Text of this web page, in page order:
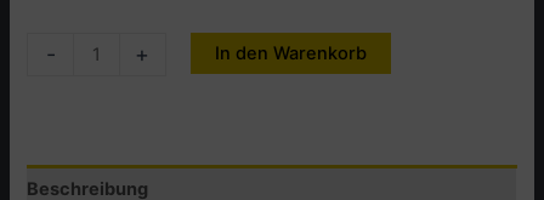
-
PACKING
CF
Menge
+ In den Warenkorb
Beschreibung